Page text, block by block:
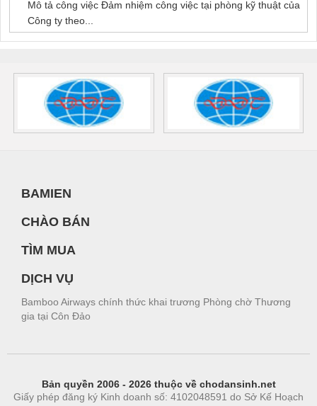
Mô tả công việc Đảm nhiệm công việc tại phòng kỹ thuật của
Công ty theo...
BAMIEN
CHÀO BÁN
TÌM MUA
DỊCH VỤ
Bamboo Airways chính thức khai trương Phòng chờ Thương
gia tại Côn Đảo
Bản quyền 2006 - 2026 thuộc về chodansinh.net
Giấy phép đăng ký Kinh doanh số: 4102048591 do Sở Kế Hoạch